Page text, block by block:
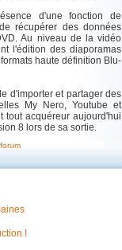
d'une fonction de
récupérer des données
Au niveau de la vidéo
l'édition des diaporamas
haute définition Blu-
d'importer et partager des
My Nero, Youtube et
tout acquéreur aujourd'hui
8 lors de sa sortie.
!